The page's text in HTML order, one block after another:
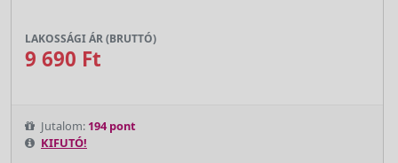
LAKOSSÁGI ÁR (BRUTTÓ)
9 690 Ft
Jutalom: 194 pont
KIFUTÓ!